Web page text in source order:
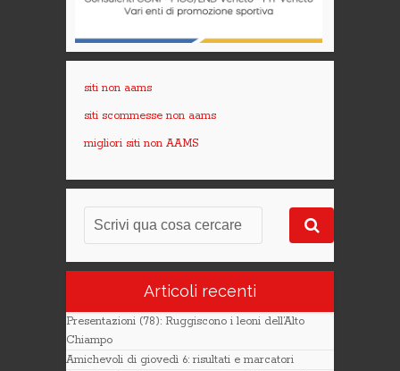
siti non aams
siti scommesse non aams
migliori siti non AAMS
Articoli recenti
Presentazioni (78): Ruggiscono i leoni dell’Alto
Chiampo
Amichevoli di giovedì 6: risultati e marcatori